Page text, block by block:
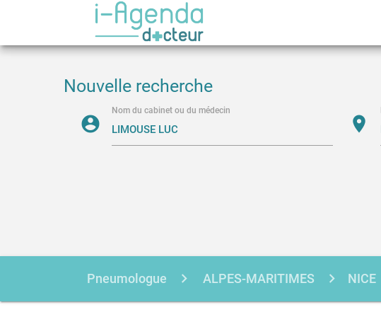
Nouvelle recherche
account_circle
Nom du cabinet ou du médecin
location_on
Pneumologue ALPES-MARITIMES NICE